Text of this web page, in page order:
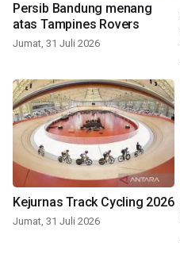
Persib Bandung menang
atas Tampines Rovers
Jumat, 31 Juli 2026
Kejurnas Track Cycling 2026
Jumat, 31 Juli 2026